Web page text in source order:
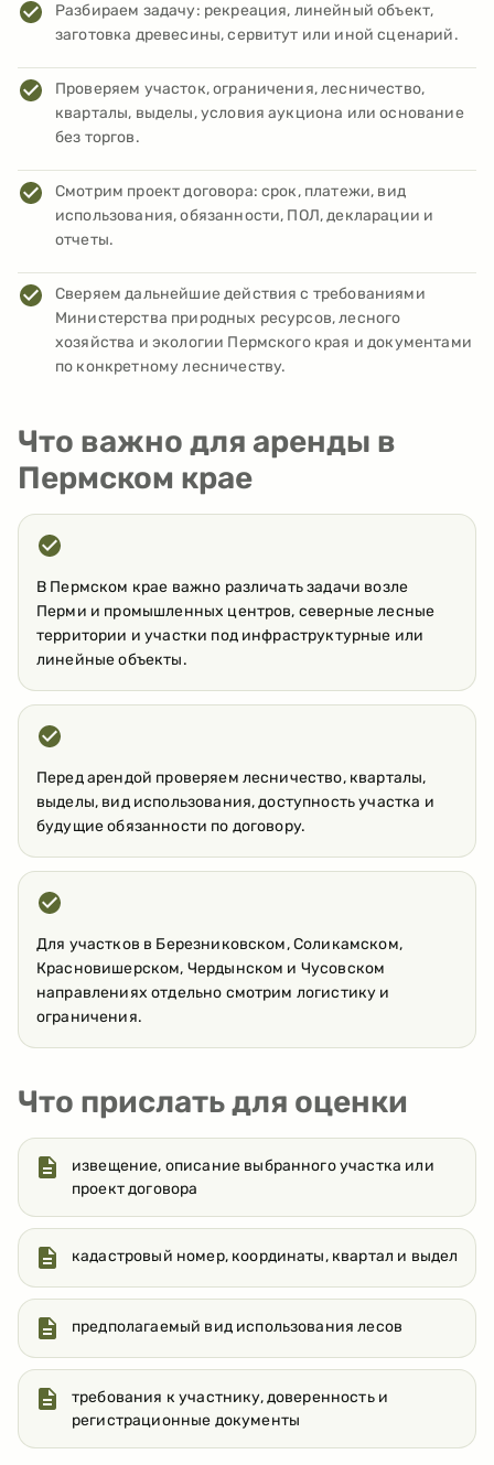
Разбираем задачу: рекреация, линейный объект,
заготовка древесины, сервитут или иной сценарий.
Проверяем участок, ограничения, лесничество,
кварталы, выделы, условия аукциона или основание
без торгов.
Смотрим проект договора: срок, платежи, вид
использования, обязанности, ПОЛ, декларации и
отчеты.
Сверяем дальнейшие действия с требованиями
Министерства природных ресурсов, лесного
хозяйства и экологии Пермского края и документами
по конкретному лесничеству.
Что важно для аренды в
Пермском крае
В Пермском крае важно различать задачи возле
Перми и промышленных центров, северные лесные
территории и участки под инфраструктурные или
линейные объекты.
Перед арендой проверяем лесничество, кварталы,
выделы, вид использования, доступность участка и
будущие обязанности по договору.
Для участков в Березниковском, Соликамском,
Красновишерском, Чердынском и Чусовском
направлениях отдельно смотрим логистику и
ограничения.
Что прислать для оценки
извещение, описание выбранного участка или
проект договора
кадастровый номер, координаты, квартал и выдел
предполагаемый вид использования лесов
требования к участнику, доверенность и
регистрационные документы